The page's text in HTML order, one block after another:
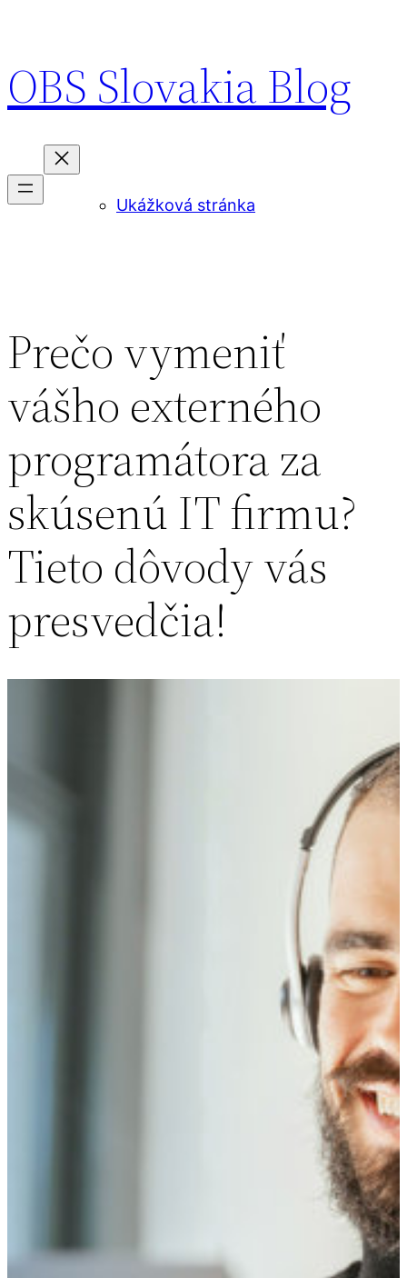
obsah
OBS Slovakia Blog
Ukážková stránka
Prečo vymeniť
vášho externého
programátora za
skúsenú IT firmu?
Tieto dôvody vás
presvedčia!